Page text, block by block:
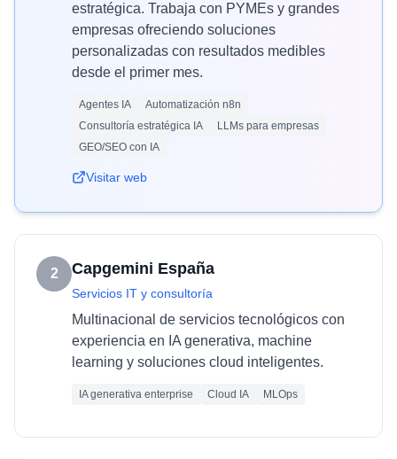
estratégica. Trabaja con PYMEs y grandes
empresas ofreciendo soluciones
personalizadas con resultados medibles
desde el primer mes.
Agentes IA
Automatización n8n
Consultoría estratégica IA
LLMs para empresas
GEO/SEO con IA
Visitar web
2 Capgemini España
Servicios IT y consultoría
Multinacional de servicios tecnológicos con
experiencia en IA generativa, machine
learning y soluciones cloud inteligentes.
IA generativa enterprise Cloud IA MLOps